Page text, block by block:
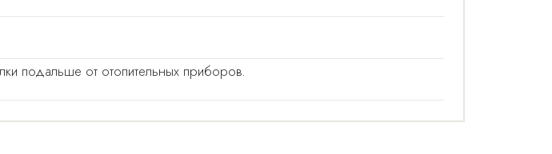
подальше от отопительных приборов.